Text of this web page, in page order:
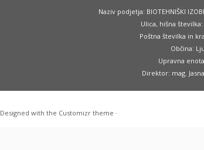
Naziv podjetja: BIOTEHNIŠKI
Ulica, hišna številka:
Poštna številka in
Občina:
Upravna
Direktor: mag.
Designed with the Customizr theme ·